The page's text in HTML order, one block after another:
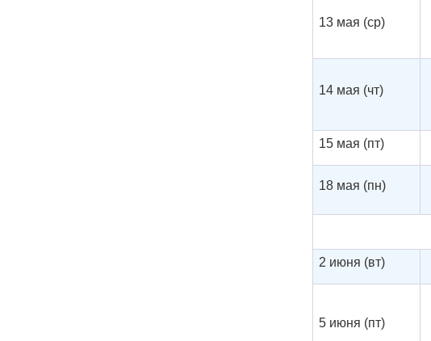
13 мая (ср)
14 мая (чт)
15 мая (пт)
18 мая (пн)
2 июня (вт)
5 июня (пт)